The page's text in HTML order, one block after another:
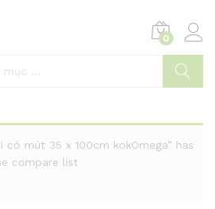
0
có mút 35 x 100cm kokOmega” has
compare list